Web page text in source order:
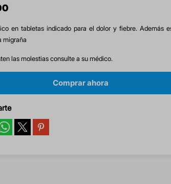
en tabletas indicado para el dolor y fiebre. Además
migraña
las molestias consulte a su médico.
Comprar ahora